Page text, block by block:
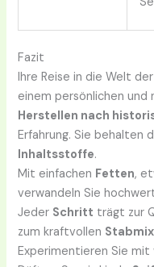
Fazit
Ihre Reise in die Welt
einem persönlichen und
Herstellen nach
Erfahrung. Sie behalten
Inhaltsstoffe.
Mit einfachen Fetten,
verwandeln Sie
Jeder Schritt trägt zur
zum kraftvollen
Experimentieren Sie mit